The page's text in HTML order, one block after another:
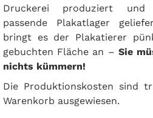
Druckerei produziert
passende Plakatlager
bringt es der Plakatierer
gebuchten Fläche an – Sie
nichts kümmern!
Die Produktionskosten sind
Warenkorb ausgewiesen.